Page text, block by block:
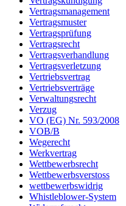
Vertragsmanagement
Vertragsmuster
Vertragsprüfung
Vertragsrecht
Vertragsverhandlung
Vertragsverletzung
Vertriebsvertrag
Vertriebsverträge
Verwaltungsrecht
Verzug
VO (EG) Nr. 593/2008
VOB/B
Wegerecht
Werkvertrag
Wettbewerbsrecht
Wettbewerbsverstoss
wettbewerbswidrig
Whistleblower-System